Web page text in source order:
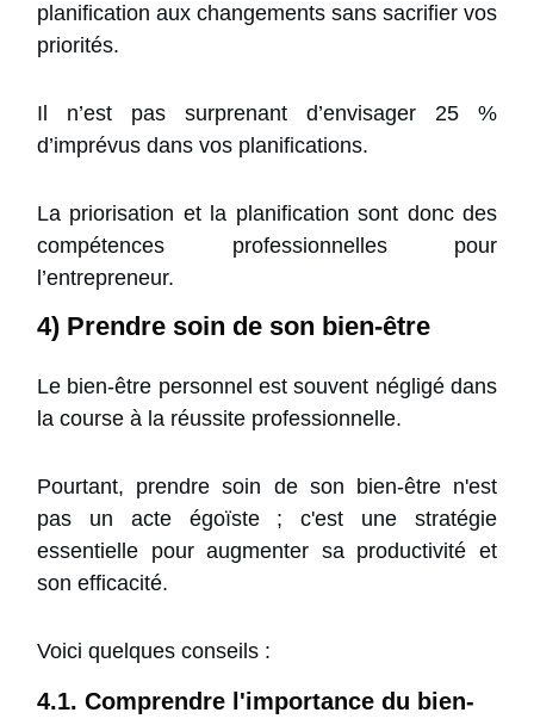
planification aux changements sans sacrifier vos
priorités.
Il n’est pas surprenant d’envisager 25 %
d’imprévus dans vos planifications.
La priorisation et la planification sont donc des
compétences professionnelles pour
l’entrepreneur.
4) Prendre soin de son bien-être
Le bien-être personnel est souvent négligé dans
la course à la réussite professionnelle.
Pourtant, prendre soin de son bien-être n'est
pas un acte égoïste ; c'est une stratégie
essentielle pour augmenter sa productivité et
son efficacité.
Voici quelques conseils :
4.1. Comprendre l'importance du bien-